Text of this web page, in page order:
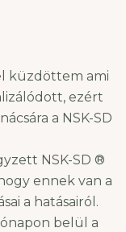
küzdöttem ami
ezért
a NSK-SD
NSK-SD ®
ennek van a
a hatásairól.
belül a